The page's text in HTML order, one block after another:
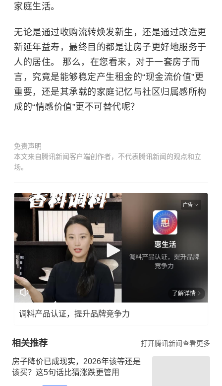
家庭生活。
无论是通过收购流转焕发新生，还是通过改造更
新延年益寿，最终目的都是让房子更好地服务于
人的居住。 那么，在您看来，对于一套房子而
言，究竟是能够稳定产生租金的“现金流价值”更
重要，还是其承载的家庭记忆与社区归属感所构
成的“情感价值”更不可替代呢？
免责声明
本文来自腾讯新闻客户端创作者，不代表腾讯新闻的观点和立
场。
广告
了解详情
调料产品认证，提升品牌竞争力
相关推荐 打开腾讯新闻查看更多
房子降价已成现实，2026年该等还是
该买？这5句话比猜涨跌更管用